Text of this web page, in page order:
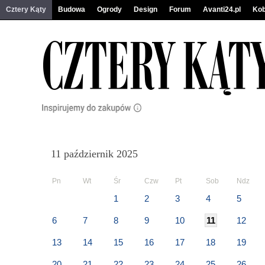
Cztery Kąty Budowa Ogrody Design Forum Avanti24.pl
11 październik 2025
Pn Wt Śr Czw Pt Sob Ndz
1 2 3 4 5
6 7 8 9 10 11 12
13 14 15 16 17 18 19